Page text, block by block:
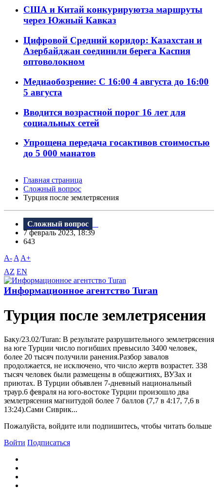
США и Китай конкурируютза маршруты
через Южный Кавказ
Цифровой Средний коридор: Казахстан и
Азербайджан соединили берега Каспия
оптоволокном
Медиаобозрение: С 16:00 4 августа до 16:00
5 августа
Вводится возрастной порог 16 лет для
социальных сетей
Упрощена передача госактивов стоимостью
до 5 000 манатов
Главная страница
Сложный вопрос
Турция после землетрясения
Сложный вопрос
7 февраль 2023, 18:39
643
A- A A+
AZ EN
Информационное агентство Turan
Турция после землетрясения
Баку/23.02/Turan: В результате разрушительного землетрясения
на юге Турции число погибших превысило 3400 человек,
более 20 тысяч получили ранения.Разбор завалов
продолжается, не исключено, что число жертв возрастет. 338
тысяч человек были размещены в общежитиях, ВУЗах и
приютах. В Турции объявлен 7-дневный национальный
траур.6 февраля на юго-востоке Турции произошло два
землетрясения магнитудой более 7 баллов (7,7 в 4:17, 7,6 в
13:24).Сами Сиврик...
Пожалуйста, войдите или подпишитесь, чтобы читать больше
Войти Подписаться